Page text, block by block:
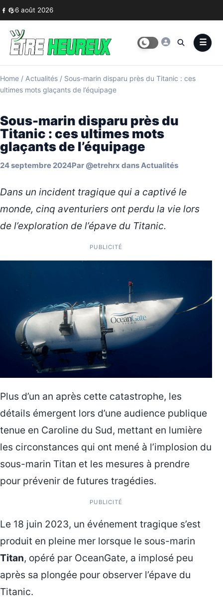
Skip to content
6 août 2026
Home / Actualités / Sous-marin disparu près du Titanic : ces
ultimes mots glaçants de l’équipage
Sous-marin disparu près du
Titanic : ces ultimes mots
glaçants de l’équipage
24 septembre 2024Par @etrehrx dansActualités
Dans un incident tragique qui a captivé le
monde, cinq aventuriers ont perdu la vie lors
de l’exploration de l’épave du Titanic.
PUBLICITÉ
Plus d’un an après cette catastrophe, les
détails émergent lors d’une audience publique
tenue en Caroline du Sud, mettant en lumière
les circonstances qui ont mené à l’implosion du
sous-marin Titan et les mesures à prendre
pour prévenir de futures tragédies.
PUBLICITÉ
Le 18 juin 2023, un événement tragique s’est
produit en pleine mer lorsque le sous-marin
Titan, opéré par OceanGate, a implosé peu
après sa plongée pour observer l’épave du
Titanic.